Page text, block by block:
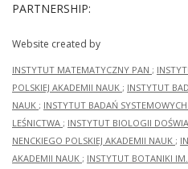
PARTNERSHIP:
Website created by
INSTYTUT MATEMATYCZNY PAN ;
POLSKIEJ AKADEMII NAUK ; INSTYTUT
NAUK ; INSTYTUT BADAŃ
LEŚNICTWA ; INSTYTUT BIOLOGII
NENCKIEGO POLSKIEJ AKADEMII NAUK ;
AKADEMII NAUK ; INSTYTUT BOTANIKI IM.